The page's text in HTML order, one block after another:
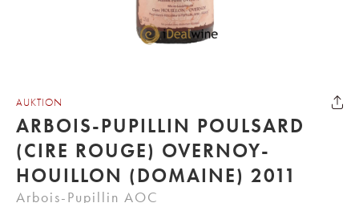
AUKTION
ARBOIS-PUPILLIN POULSARD
(CIRE ROUGE) OVERNOY-
HOUILLON (DOMAINE) 2011
Arbois-Pupillin AOC